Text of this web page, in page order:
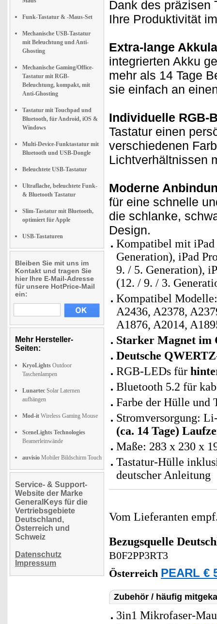
Funk-Tastatur & -Maus-Set
Mechanische USB-Tastatur
mit Beleuchtung und Anti-
Ghosting
Mechanische Gaming/Office-
Tastatur mit RGB-
Beleuchtung, kompakt, mit
Anti-Ghosting
Tastatur mit Touchpad und
Bluetooth, für Android, iOS &
Windows
Multi-Device-Funktastatur mit
Bluetooth und USB-Dongle
Beleuchtete USB-Tastatur
Ultraflache, beleuchtete Funk-
& Bluetooth Tastatur
Slim-Tastatur mit Bluetooth,
optimiert für Apple
USB-Tastaturen
Bleiben Sie mit uns im
Kontakt und tragen Sie
hier Ihre E-Mail-Adresse
für unsere HotPrice-Mail
ein:
Mehr Hersteller-
Seiten:
KryoLights Outdoor
Taschenlampen
Lunartec Solar Laternen
aufhängen
Mod-it Wireless Gaming Mouse
SceneLights Technologies
Beamerleinwände
auvisio Mobiler Bildschirm Touch
Service- & Support-
Website der Marke
GeneralKeys für die
Vertriebsgebiete
Deutschland,
Österreich und
Schweiz
Datenschutz
Impressum
Dank des präzisen
Ihre Produktivität
Extra-lange
integrierten Akku
mehr als 14 Tage
sie einfach an
Individuelle RGB-
Tastatur einen
verschiedenen
Lichtverhältnissen
Moderne
für eine schnelle
die schlanke,
Design.
Kompatibel mit
Generation), iPad
9. / 5. Generation),
(12. / 9. / 3.
Kompatibel
A2436, A2378,
A1876, A2014,
Starker Magnet im
Deutsche
RGB-LEDs für
Bluetooth 5.2 für
Farbe der Hülle und
Stromversorgung:
(ca. 14 Tage)
Maße: 283 x 230 x
Tastatur-Hülle
deutscher Anleitung
Vom Lieferanten
Bezugsquelle
B0F2PP3RT3
Österreich PEARL €
Zubehör / häufig
3in1 Mikrofaser-